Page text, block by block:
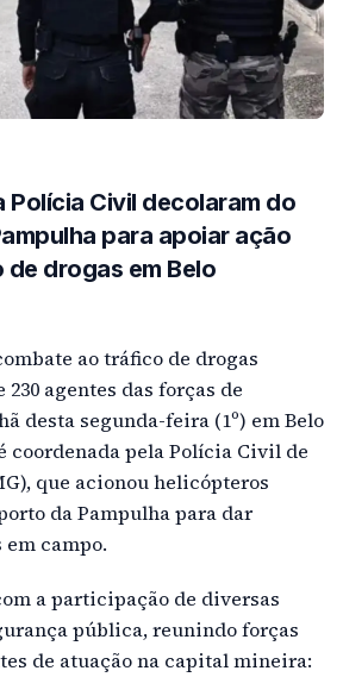
Polícia Civil decolaram do
para apoiar ação
drogas em Belo
ao tráfico de drogas
agentes das forças de
desta segunda-feira (1º) em Belo
coordenada pela Polícia Civil de
que acionou helicópteros
da Pampulha para dar
campo.
a participação de diversas
pública, reunindo forças
de atuação na capital mineira: